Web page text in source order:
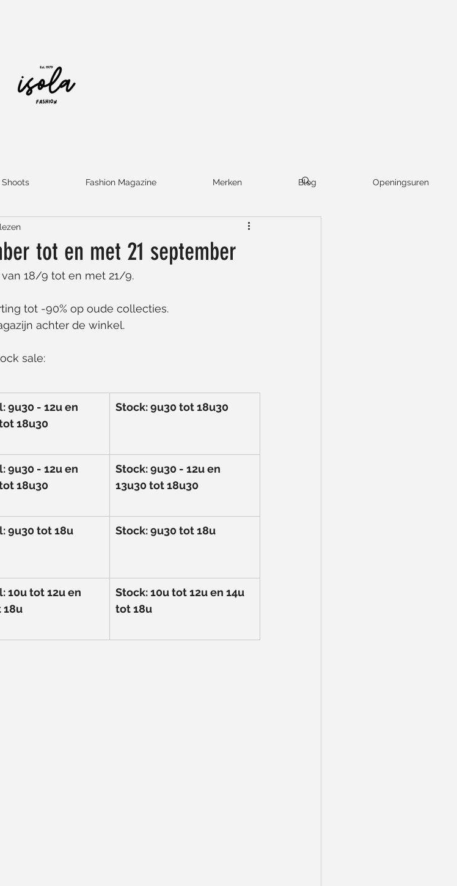
Shoots Fashion Magazine Merken Blog Openingsuren
tot en met 21 september
18/9 tot en met 21/9.
tot -90% op oude collecties.
achter de winkel.
sale:
9u30 - 12u en
18u30
Stock: 9u30 tot 18u30
9u30 - 12u en
18u30
Stock: 9u30 - 12u en
13u30 tot 18u30
9u30 tot 18u Stock: 9u30 tot 18u
10u tot 12u en
18u
Stock: 10u tot 12u en 14u
tot 18u